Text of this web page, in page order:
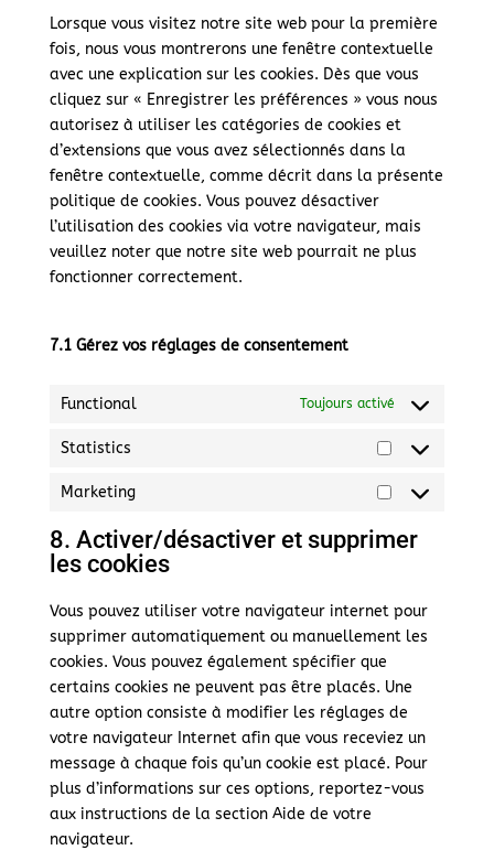
Lorsque vous visitez notre site web pour la première
fois, nous vous montrerons une fenêtre contextuelle
avec une explication sur les cookies. Dès que vous
cliquez sur « Enregistrer les préférences » vous nous
autorisez à utiliser les catégories de cookies et
d’extensions que vous avez sélectionnés dans la
fenêtre contextuelle, comme décrit dans la présente
politique de cookies. Vous pouvez désactiver
l’utilisation des cookies via votre navigateur, mais
veuillez noter que notre site web pourrait ne plus
fonctionner correctement.
7.1 Gérez vos réglages de consentement
Functional Toujours activé
Statistics
Statistics
Marketing
Marketing
8. Activer/désactiver et supprimer
les cookies
Vous pouvez utiliser votre navigateur internet pour
supprimer automatiquement ou manuellement les
cookies. Vous pouvez également spécifier que
certains cookies ne peuvent pas être placés. Une
autre option consiste à modifier les réglages de
votre navigateur Internet afin que vous receviez un
message à chaque fois qu’un cookie est placé. Pour
plus d’informations sur ces options, reportez-vous
aux instructions de la section Aide de votre
navigateur.